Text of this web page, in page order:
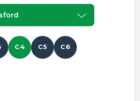
C4 C5 C6